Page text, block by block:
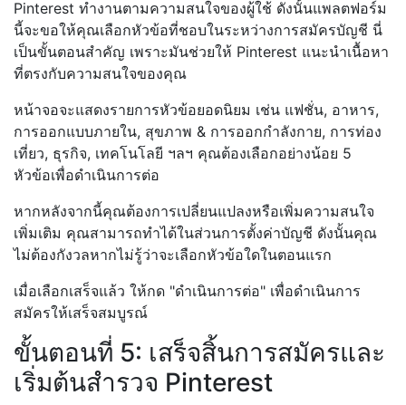
Pinterest ทำงานตามความสนใจของผู้ใช้ ดังนั้นแพลตฟอร์ม
นี้จะขอให้คุณเลือกหัวข้อที่ชอบในระหว่างการสมัครบัญชี นี่
เป็นขั้นตอนสำคัญ เพราะมันช่วยให้ Pinterest แนะนำเนื้อหา
ที่ตรงกับความสนใจของคุณ
หน้าจอจะแสดงรายการหัวข้อยอดนิยม เช่น แฟชั่น, อาหาร,
การออกแบบภายใน, สุขภาพ & การออกกำลังกาย, การท่อง
เที่ยว, ธุรกิจ, เทคโนโลยี ฯลฯ คุณต้องเลือกอย่างน้อย 5
หัวข้อเพื่อดำเนินการต่อ
หากหลังจากนี้คุณต้องการเปลี่ยนแปลงหรือเพิ่มความสนใจ
เพิ่มเติม คุณสามารถทำได้ในส่วนการตั้งค่าบัญชี ดังนั้นคุณ
ไม่ต้องกังวลหากไม่รู้ว่าจะเลือกหัวข้อใดในตอนแรก
เมื่อเลือกเสร็จแล้ว ให้กด "ดำเนินการต่อ" เพื่อดำเนินการ
สมัครให้เสร็จสมบูรณ์
ขั้นตอนที่ 5: เสร็จสิ้นการสมัครและ
เริ่มต้นสำรวจ Pinterest